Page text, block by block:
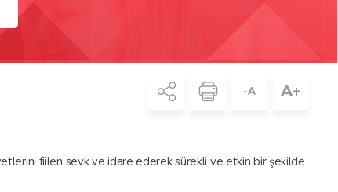
-A A+
fiilen sevk ve idare ederek sürekli ve etkin bir şekilde